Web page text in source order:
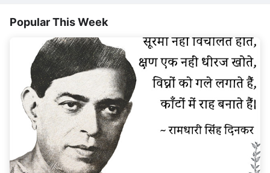
Popular This Week